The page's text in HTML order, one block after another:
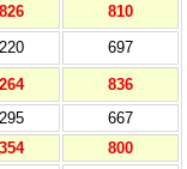
826
810
220 697
264
836
295
667
354
800